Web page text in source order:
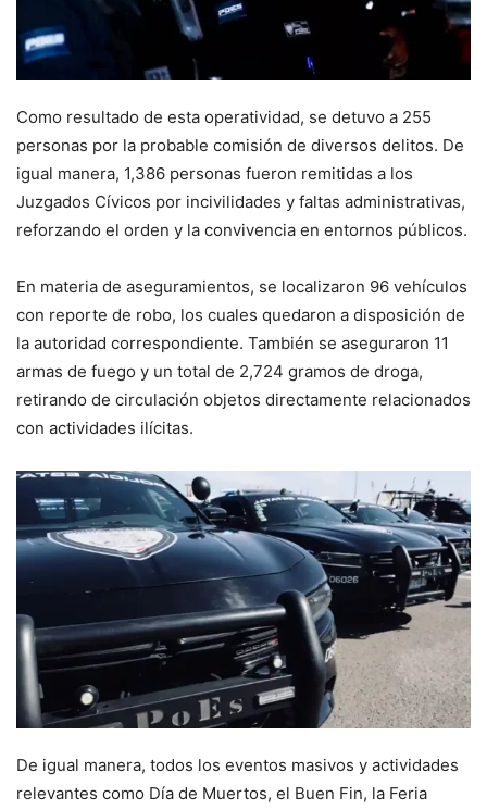
Como resultado de esta operatividad, se detuvo a 255
personas por la probable comisión de diversos delitos. De
igual manera, 1,386 personas fueron remitidas a los
Juzgados Cívicos por incivilidades y faltas administrativas,
reforzando el orden y la convivencia en entornos públicos.
En materia de aseguramientos, se localizaron 96 vehículos
con reporte de robo, los cuales quedaron a disposición de
la autoridad correspondiente. También se aseguraron 11
armas de fuego y un total de 2,724 gramos de droga,
retirando de circulación objetos directamente relacionados
con actividades ilícitas.
De igual manera, todos los eventos masivos y actividades
relevantes como Día de Muertos, el Buen Fin, la Feria